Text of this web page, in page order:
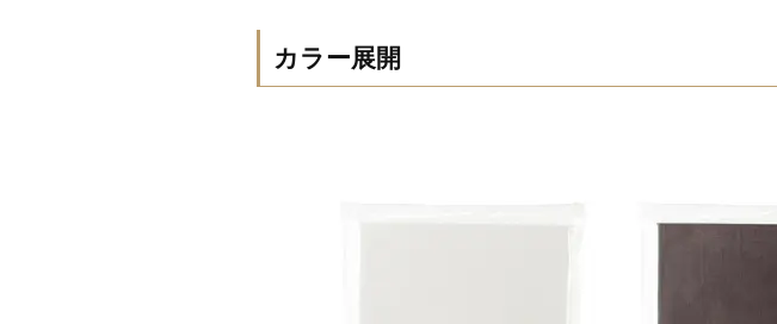
カラー展開